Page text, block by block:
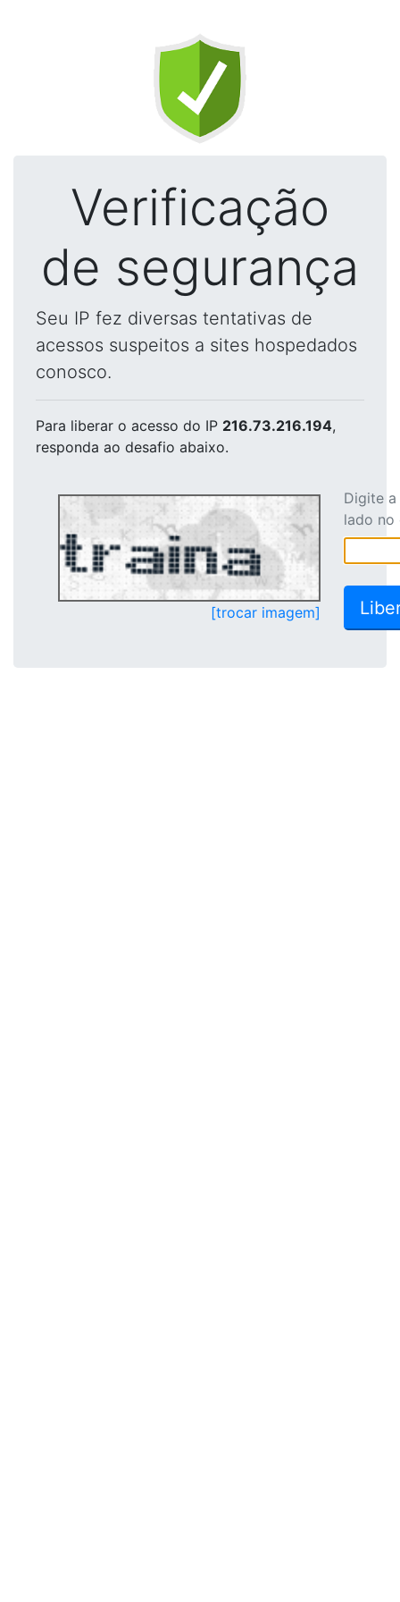
Verificação
de segurança
Seu IP fez diversas tentativas de
acessos suspeitos a sites hospedados
conosco.
Para liberar o acesso do IP 216.73.216.194,
responda ao desafio abaixo.
[trocar imagem]
Digite
lado no